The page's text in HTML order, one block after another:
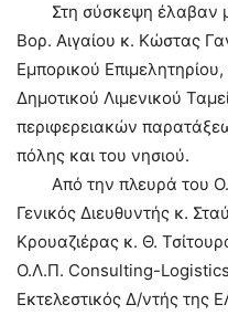
Στη σύσκεψη έλαβαν
Βορ. Αιγαίου κ. Κώστας
Εμπορικού
Δημοτικού Λιμενικού
περιφερειακών
πόλης και του νησιού.
Από την πλευρά του
Γενικός Διευθυντής κ.
Κρουαζιέρας κ. Θ.
Ο.Λ.Π. Consulting-Logistics
Εκτελεστικός Δ/ντής της